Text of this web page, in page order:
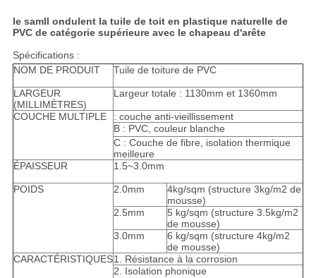
le samll ondulent la tuile de toit en plastique naturelle de
PVC de catégorie supérieure avec le chapeau d'arête
Spécifications :
NOM DE PRODUIT
Tuile de toiture de PVC
LARGEUR
(MILLIMÈTRES)
Largeur totale : 1130mm et 1360mm
COUCHE MULTIPLE
: couche anti-vieillissement
B : PVC, couleur blanche
C : Couche de fibre, isolation thermique
meilleure
ÉPAISSEUR
1.5~3.0mm
POIDS 2.0mm
4kg/sqm (structure 3kg/m2 de
mousse)
2.5mm
5 kg/sqm (structure 3.5kg/m2
de mousse)
3.0mm
6 kg/sqm (structure 4kg/m2
de mousse)
CARACTÉRISTIQUES1. Résistance à la corrosion
2. Isolation phonique